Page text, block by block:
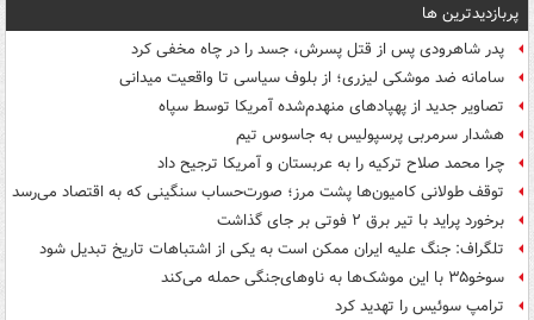
پربازدیدترین ها
پدر شاهرودی پس از قتل پسرش، جسد را در چاه مخفی کرد
سامانه ضد موشکی لیزری؛ از بلوف سیاسی تا واقعیت میدانی
تصاویر جدید از پهپادهای منهدم‌شده آمریکا توسط سپاه
هشدار سرمربی پرسپولیس به جاسوس تیم
چرا محمد صلاح ترکیه را به عربستان و آمریکا ترجیح داد
توقف طولانی کامیون‌ها پشت مرز؛ صورت‌حساب سنگینی که به اقتصاد می‌رسد
برخورد پراید با تیر برق ۲ فوتی بر جای گذاشت
تلگراف: جنگ علیه ایران ممکن است به یکی از اشتباهات تاریخ تبدیل شود
سوخو۳۵ با این موشک‌ها به ناوهای‌جنگی حمله می‌کند
ترامپ سوئیس را تهدید کرد